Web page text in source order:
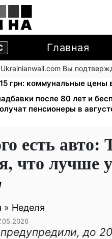
Главная
Вы
воду взлетели до 91,24
грн: коммунальные цены
после 80 лет и
пенсионеры в
есть
что лучше
» Неделя
до